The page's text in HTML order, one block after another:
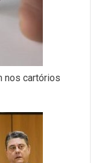
nos cartórios